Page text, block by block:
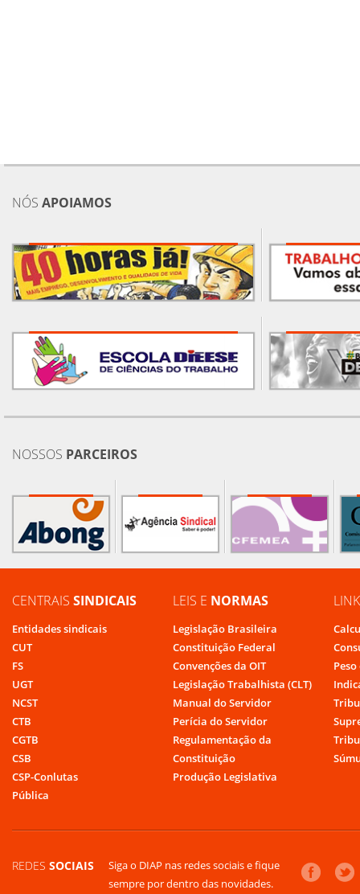
NÓS APOIAMOS
NOSSOS PARCEIROS
CENTRAIS SINDICAIS
Entidades sindicais
CUT
FS
UGT
NCST
CTB
CGTB
CSB
CSP-Conlutas
Pública
LEIS E NORMAS
Legislação Brasileira
Constituição Federal
Convenções da OIT
Legislação Trabalhista (CLT)
Manual do Servidor
Perícia do Servidor
Regulamentação da
Constituição
Produção Legislativa
REDES SOCIAIS
Siga o DIAP nas redes sociais e fique
sempre por dentro das novidades.